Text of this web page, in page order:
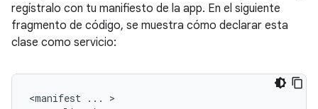
regístralo con tu manifiesto de la app. En el siguiente
fragmento de código, se muestra cómo declarar esta
clase como servicio:
<manifest ...